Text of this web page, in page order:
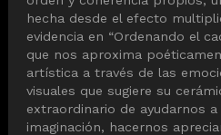
hecha desde el efecto
evidencia en “Ordenando el
que nos aproxima
artística a través de las
visuales que sugiere su
extraordinario de ayudarnos
imaginación, hacernos